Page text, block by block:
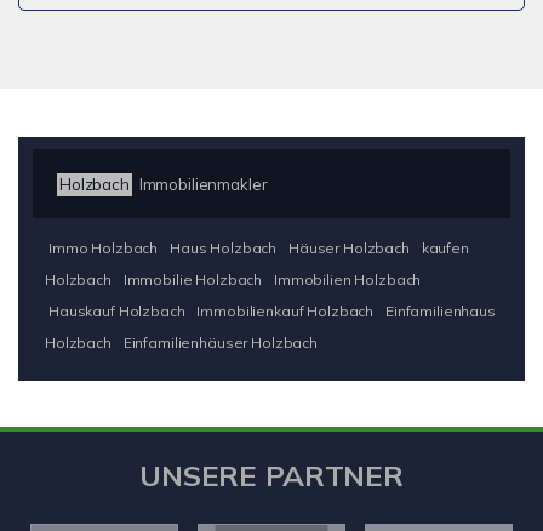
Holzbach Immobilienmakler
Immo Holzbach Haus Holzbach Häuser Holzbach
kaufen
Holzbach
Immobilie Holzbach
Immobilien Holzbach
Hauskauf Holzbach
Immobilienkauf Holzbach
Einfamilienhaus
Holzbach
Einfamilienhäuser Holzbach
UNSERE PARTNER